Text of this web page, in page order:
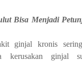
Bisa Menjadi
ginjal kronis
kerusakan ginjal